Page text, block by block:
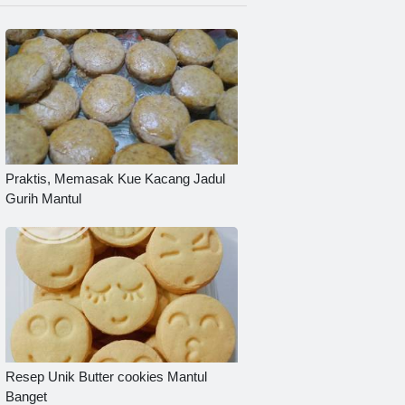
Praktis, Memasak Kue Kacang Jadul
Gurih Mantul
Resep Unik Butter cookies Mantul
Banget